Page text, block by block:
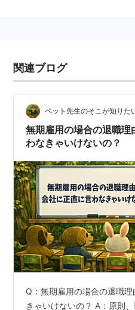
関連ブログ
ペット先生のそこが知りた
無期雇用の場合の退職
わなきゃいけないの？
Q：無期雇用の場合の退職
きゃいけないの？ A：原則